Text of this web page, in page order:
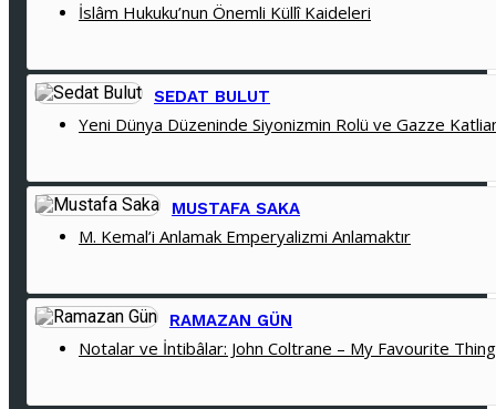
İslâm Hukuku’nun Önemli Küllî Kaideleri
SEDAT BULUT
Yeni Dünya Düzeninde Siyonizmin Rolü ve Gazze
MUSTAFA SAKA
M. Kemal’i Anlamak Emperyalizmi Anlamaktır
RAMAZAN GÜN
Notalar ve İntibâlar: John Coltrane – My Favourite